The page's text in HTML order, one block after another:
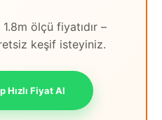
ölçü fiyatıdır –
keşif isteyiniz.
Hızlı Fiyat Al